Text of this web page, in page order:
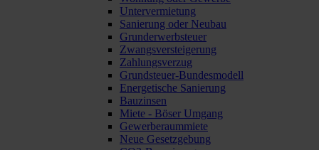
Untervermietung
Sanierung oder Neubau
Grunderwerbsteuer
Zwangsversteigerung
Zahlungsverzug
Grundsteuer-Bundesmodell
Energetische Sanierung
Bauzinsen
Miete - Böser Umgang
Gewerberaummiete
Neue Gesetzgebung